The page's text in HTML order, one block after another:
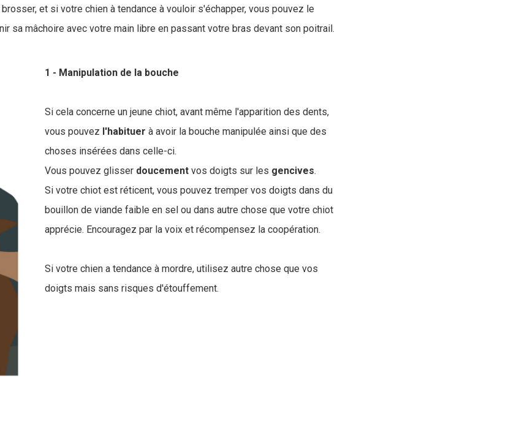
et si votre chien à tendance à vouloir s'échapper, vous pouvez le
sa mâchoire avec votre main libre en passant votre bras devant son poitrail.
1 - Manipulation de la bouche
Si cela concerne un jeune chiot, avant même l'apparition des dents,
vous pouvez l'habituer à avoir la bouche manipulée ainsi que des
choses insérées dans celle-ci.
Vous pouvez glisser doucement vos doigts sur les gencives.
Si votre chiot est réticent, vous pouvez tremper vos doigts dans du
bouillon de viande faible en sel ou dans autre chose que votre chiot
apprécie. Encouragez par la voix et récompensez la coopération.
Si votre chien a tendance à mordre, utilisez autre chose que vos
doigts mais sans risques d'étouffement.